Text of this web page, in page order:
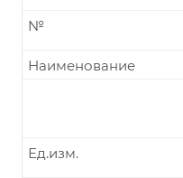
№
Наименование
Ед.изм.